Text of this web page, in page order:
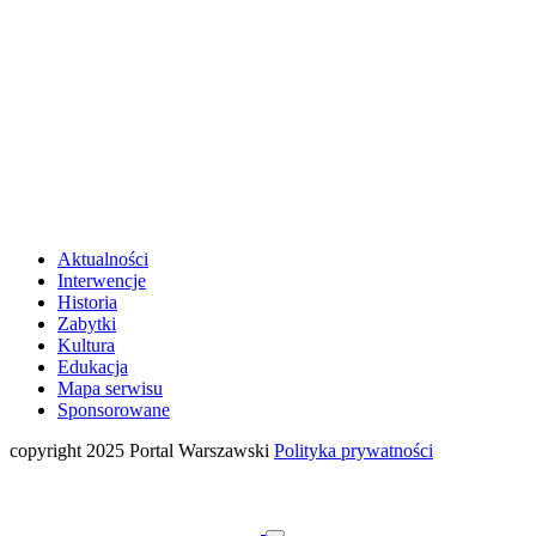
Aktualności
Interwencje
Historia
Zabytki
Kultura
Edukacja
Mapa serwisu
Sponsorowane
copyright 2025 Portal Warszawski Polityka prywatności